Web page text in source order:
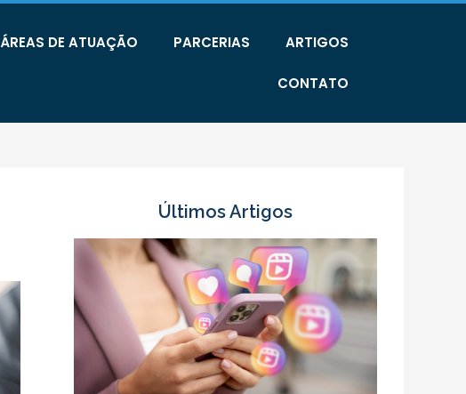
ÁREAS DE ATUAÇÃO PARCERIAS ARTIGOS
CONTATO
Últimos Artigos